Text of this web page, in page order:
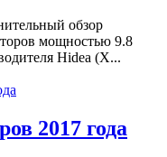
обзор
мощностью 9.8
Hidea (Х...
2017 года